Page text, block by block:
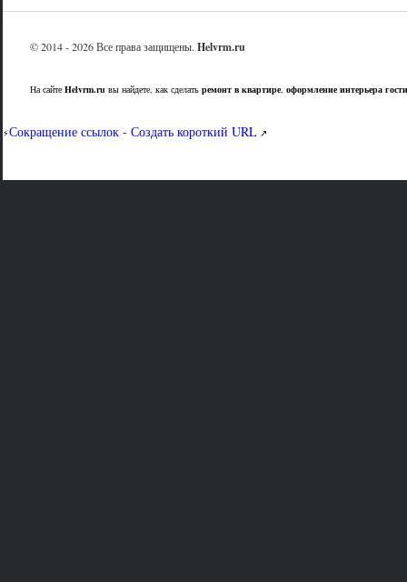
© 2014 - 2026 Все права защищены. Helvrm.ru
На сайте Helvrm.ru вы найдете, как сделать ремонт в квартире, оформление интерьера
⚡Сокращение ссылок - Создать короткий URL↗